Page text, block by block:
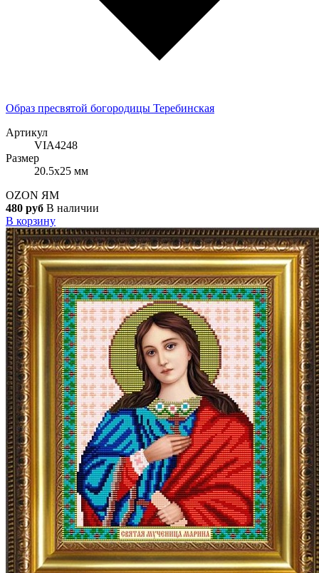
Образ пресвятой богородицы Теребинская
Артикул
VIA4248
Размер
20.5x25 мм
OZON ЯМ
480 руб В наличии
В корзину